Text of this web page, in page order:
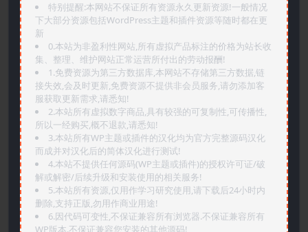
特别提醒:本网站不保证所有资源永久更新资源!一般情况
下大部分资源包括WordPress主题和插件资源等随时都在更
新
0.本站为非盈利性网站,所有虚拟产品标注的价格为站长收
集、整理、维护网站正常运营所付出的劳动报酬!
1.免费资源为第三方数据库,本网站不存储第三方数据,链
接失效,会及时更新,免费资源不提供非会员服务,请勿添加客
服获取更新需求,请悉知!
2.本站所有虚拟数字商品,具有较强的可复制性,可传播性,
所以一经购买,概不退款,请悉知!
3.本站所有WP主题或插件的汉化均为官方完整源码汉化
而成并对汉化后的简体汉化进行测试!
4.本站不提供任何源码(WP主题或插件)的授权许可证/破
解或解密/后续升级和安装使用的相关服务!
5.本站所有资源,仅用作学习研究使用,请下载后24小时内
删除,支持正版,勿用作商业用途!
6.因代码可变性,不保证兼容所有浏览器.不保证兼容所有
WP版本.不保证兼容您安装的其他源码!